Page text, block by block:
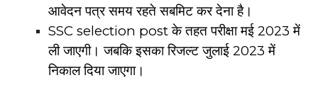
आवेदन पत्र समय रहते सबमिट कर देना है।
SSC selection post के तहत परीक्षा मई 2023 में
ली जाएगी। जबकि इसका रिजल्ट जुलाई 2023 में
निकाल दिया जाएगा।